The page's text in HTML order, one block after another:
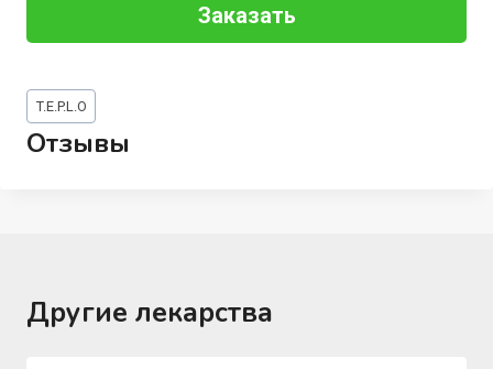
Заказать
Метки
записи:
T.E.P.L.O
Отзывы
Другие лекарства